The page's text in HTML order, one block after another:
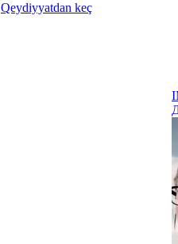
Qeydiyyatdan keç